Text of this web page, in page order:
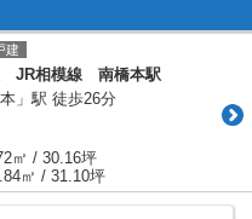
建
JR相模線 南橋本駅
」駅 徒歩26分
㎡ / 30.16坪
㎡ / 31.10坪